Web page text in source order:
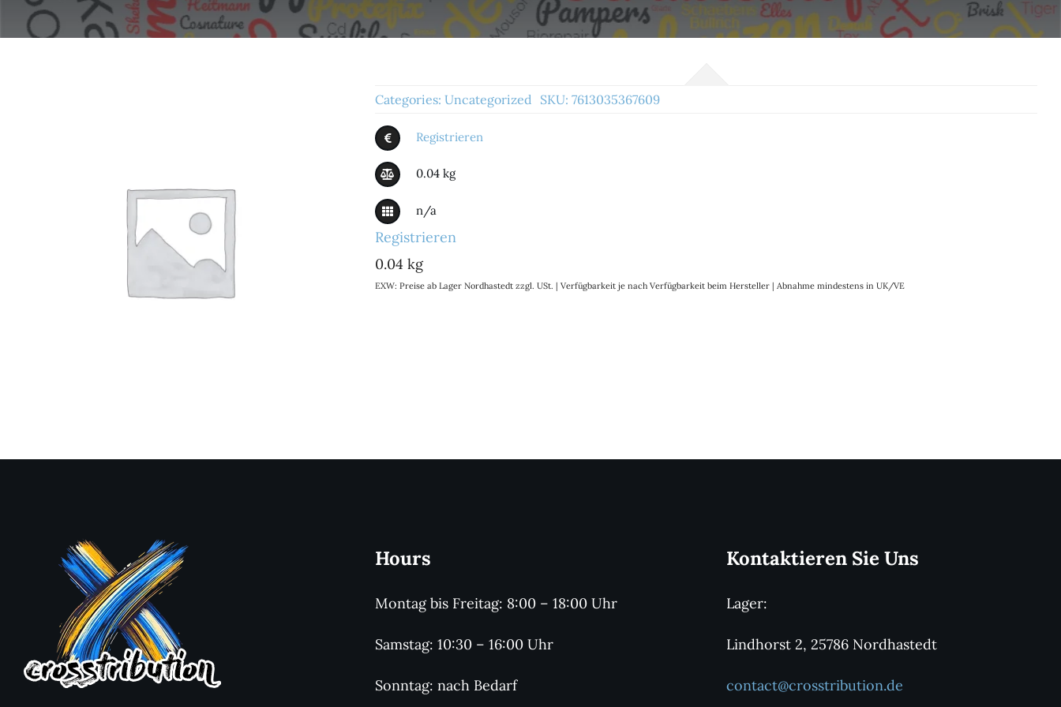
Categories:Uncategorized SKU:7613035367609
Registrieren
0.04 kg
n/a
Registrieren
0.04 kg
EXW: Preise ab Lager Nordhastedt zzgl. USt. | Verfügbarkeit je nach Verfügbarkeit beim Hersteller | Abnahme mindestens in UK/VE
Hours
Montag bis Freitag: 8:00 – 18:00 Uhr
Samstag: 10:30 – 16:00 Uhr
Sonntag: nach Bedarf
Kontaktieren Sie Uns
Lager:
Lindhorst 2, 25786 Nordhastedt
contact@crosstribution.de